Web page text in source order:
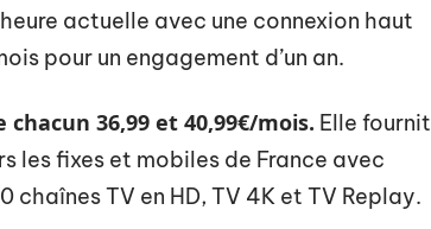
actuelle avec une connexion haut
pour un engagement d’un an.
chacun 36,99 et 40,99€/mois. Elle fournit
les fixes et mobiles de France avec
TV en HD, TV 4K et TV Replay.